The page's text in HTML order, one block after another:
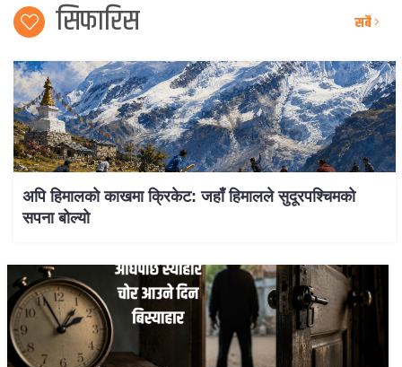
सिफारिस सबै
अपि हिमालको काखमा क्रिकेट: जहाँ हिमालले सुदूरपश्चिमको
सपना बोल्यो